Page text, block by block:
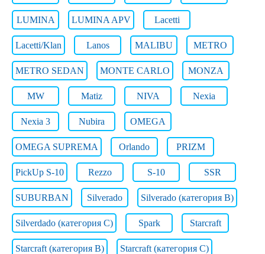
LUMINA LUMINA APV Lacetti
Lacetti/Klan Lanos MALIBU METRO
METRO SEDAN MONTE CARLO MONZA
MW Matiz NIVA Nexia
Nexia 3 Nubira OMEGA
OMEGA SUPREMA Orlando PRIZM
PickUp S-10 Rezzo S-10 SSR
SUBURBAN Silverado Silverado (категория B)
Silverdado (категория C) Spark Starcraft
Starcraft (категория B) Starcraft (категория C)